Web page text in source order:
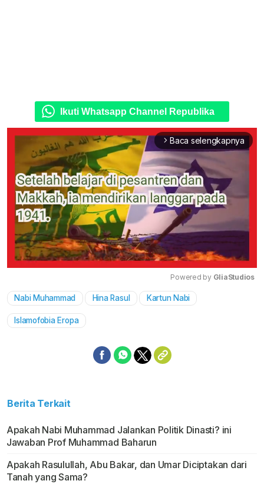
Ikuti Whatsapp Channel Republika
arrow_forward_ios Baca selengkapnya
Powered by GliaStudios
Nabi Muhammad Hina Rasul Kartun Nabi
Islamofobia Eropa
Berita Terkait
Apakah Nabi Muhammad Jalankan Politik Dinasti? ini
Jawaban Prof Muhammad Baharun
Apakah Rasulullah, Abu Bakar, dan Umar Diciptakan dari
Tanah yang Sama?